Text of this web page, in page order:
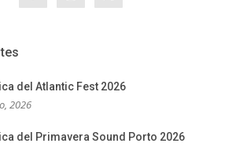
del Atlantic Fest 2026
2026
del Primavera Sound Porto 2026